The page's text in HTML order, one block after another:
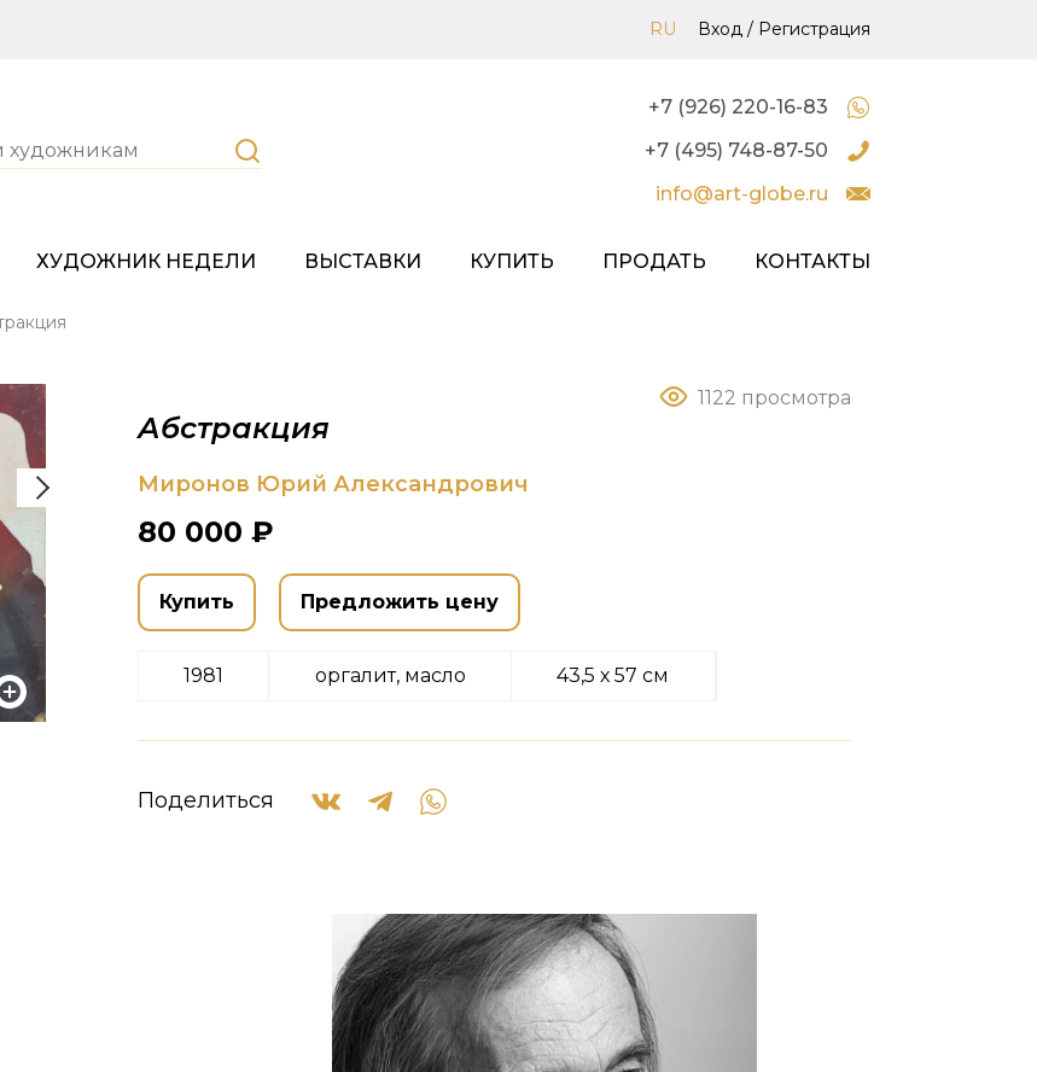
RU Вход / Регистрация
+7 (926) 220-16-83
+7 (495) 748-87-50
info@art-globe.ru
ХУДОЖНИК НЕДЕЛИ ВЫСТАВКИ КУПИТЬ ПРОДАТЬ КОНТАКТЫ
1122 просмотра
Абстракция
Миронов Юрий Александрович
80 000 ₽
Купить Предложить цену
1981 оргалит, масло 43,5 х 57 см
Поделиться